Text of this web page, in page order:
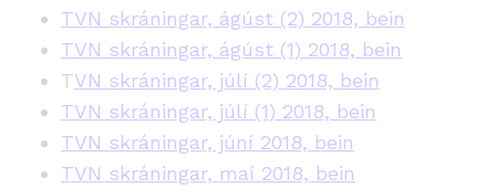
TVN skráningar, ágúst (2) 2018, bein
TVN skráningar, ágúst (1) 2018, bein
TVN skráningar, júlí (2) 2018, bein
TVN skráningar, júlí (1) 2018, bein
TVN skráningar, júní 2018, bein
TVN skráningar, maí 2018, bein